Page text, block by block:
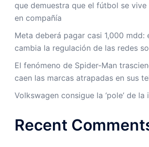
que demuestra que el fútbol se
en compañía
Meta deberá pagar casi 1,000 mdd:
cambia la regulación de las redes
El fenómeno de Spider-Man
caen las marcas atrapadas en sus
Volkswagen consigue la ‘pole’ de la
Recent